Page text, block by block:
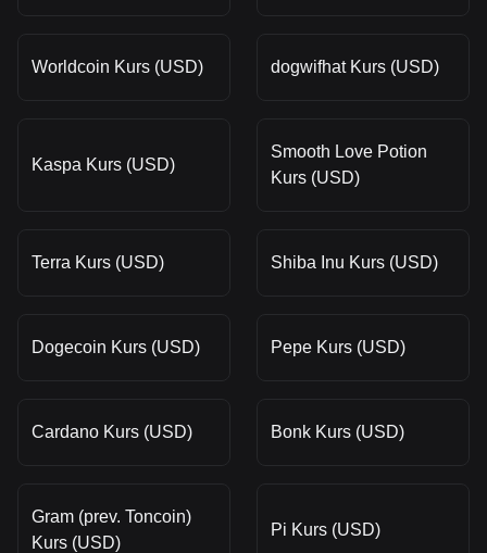
Worldcoin Kurs (USD) dogwifhat Kurs (USD)
Kaspa Kurs (USD)
Smooth Love Potion
Kurs (USD)
Terra Kurs (USD) Shiba Inu Kurs (USD)
Dogecoin Kurs (USD) Pepe Kurs (USD)
Cardano Kurs (USD) Bonk Kurs (USD)
Gram (prev. Toncoin)
Kurs (USD)
Pi Kurs (USD)